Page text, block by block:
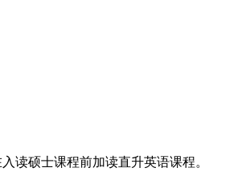
读硕士课程前加读直升英语课程。